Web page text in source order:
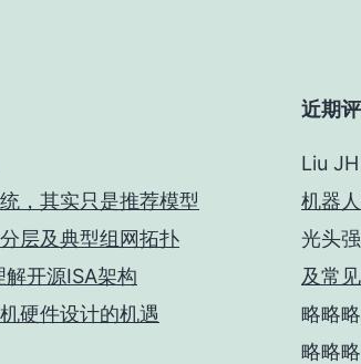
，其实只是推荐模型
层及典型组网拓扑
开源ISA架构
硬件设计的机遇
近期
Liu JH
机器
光头强
及常
略略略
略略略